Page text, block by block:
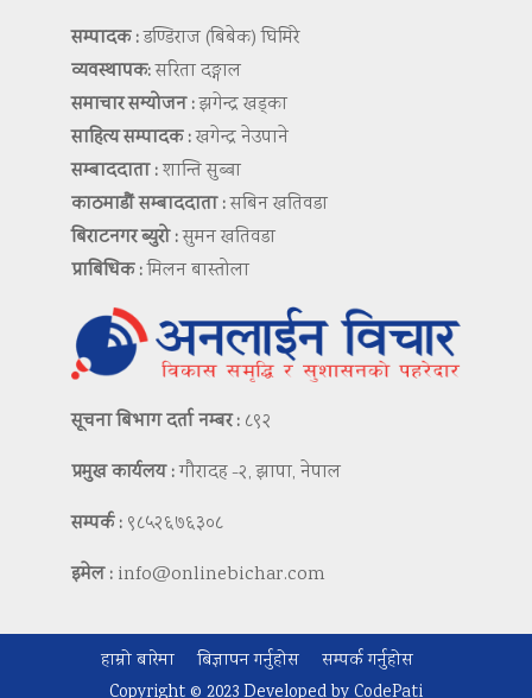
सम्पादक :डण्डिराज (बिबेक) घिमिरे
व्यवस्थापक:सरिता दङ्गाल
समाचार सम्योजन :झगेन्द्र खड्का
साहित्य सम्पादक :खगेन्द्र नेउपाने
सम्बाददाता :शान्ति सुब्बा
काठमाडौं सम्बाददाता :सबिन खतिवडा
बिराटनगर ब्युरो :सुमन खतिवडा
प्राबिधिक :मिलन बास्तोला
सूचना बिभाग दर्ता नम्बर : ८९२
प्रमुख कार्यलय :गौरादह -२, झापा, नेपाल
सम्पर्क : ९८५२६७६३०८
इमेल : info@onlinebichar.com
हाम्रो बारेमा बिज्ञापन गर्नुहोस
सम्पर्क गर्नुहोस